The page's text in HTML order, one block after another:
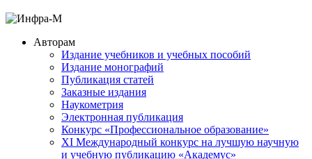
Авторам
Издание учебников и учебных пособий
Издание монографий
Публикация статей
Заказные издания
Наукометрия
Электронная публикация
Конкурс «Профессиональное образование»
XI Международный конкурс на лучшую научную
и учебную публикацию «Академус»